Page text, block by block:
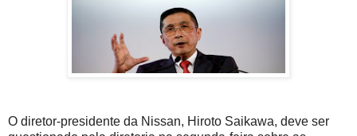
O diretor-presidente da Nissan, Hiroto Saikawa, deve ser